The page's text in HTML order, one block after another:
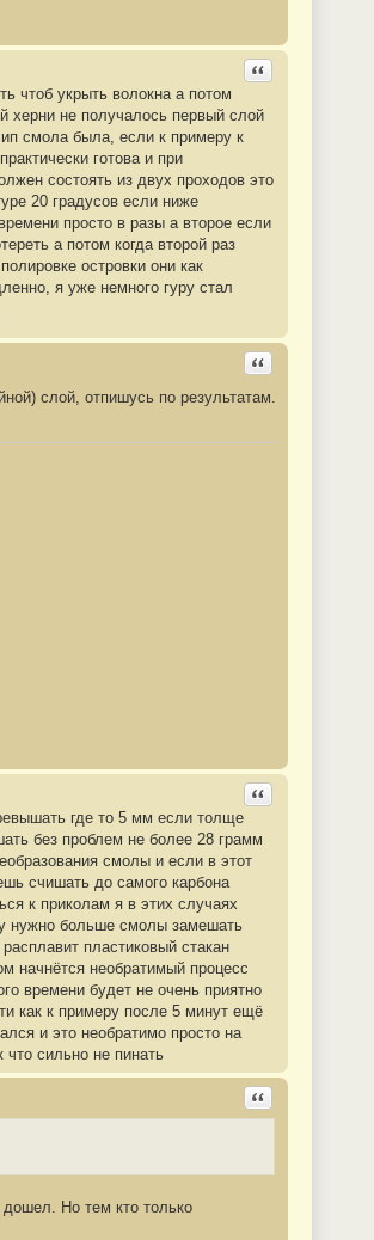
Ответить с
чтоб укрыть волокна а потом
херни не получалось первый слой
смола была, если к примеру к
готова и при
состоять из двух проходов это
20 градусов если ниже
просто в разы а второе если
а потом когда второй раз
островки они как
я уже немного гуру стал
Ответить с
слой, отпишусь по результатам.
Ответить с
где то 5 мм если толще
без проблем не более 28 грамм
смолы и если в этот
счишать до самого карбона
к приколам я в этих случаях
нужно больше смолы замешать
пластиковый стакан
начнётся необратимый процесс
времени будет не очень приятно
как к примеру после 5 минут ещё
и это необратимо просто на
сильно не пинать
Ответить с
дошел. Но тем кто только